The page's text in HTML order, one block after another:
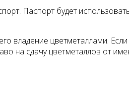
Паспорт будет
владение цветметаллами.
на сдачу цветметаллов от